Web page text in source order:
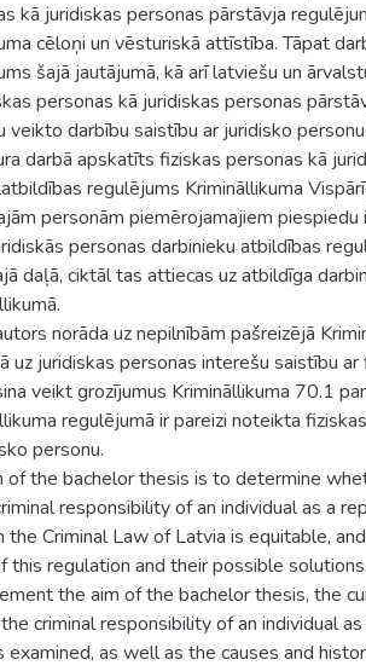
kā juridiskas personas pārstāvja
cēloņi un vēsturiskā attīstība. Tāpat
šajā jautājumā, kā arī latviešu un
personas kā juridiskas personas
veikto darbību saistību ar juridisko personu.
darbā apskatīts fiziskas personas kā
regulējums Krimināllikuma
personām piemērojamajiem
personas darbinieku atbildības
daļā, ciktāl tas attiecas uz atbildīga
norāda uz nepilnībām pašreizējā
uz juridiskas personas interešu saistību
veikt grozījumus Krimināllikuma 70.1
regulējumā ir pareizi noteikta
personu.
of the bachelor thesis is to determine
responsibility of an individual as a
the Criminal Law of Latvia is equitable,
this regulation and their possible solutions.
the aim of the bachelor thesis, the
criminal responsibility of an individual
examined, as well as the causes and